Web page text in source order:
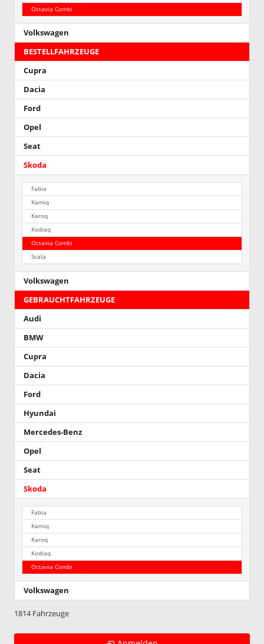
Octavia Combi
Volkswagen
BESTELLFAHRZEUGE
Cupra
Dacia
Ford
Opel
Seat
Skoda
Fabia
Kamiq
Karoq
Kodiaq
Octavia Combi
Scala
Volkswagen
GEBRAUCHTFAHRZEUGE
Audi
BMW
Cupra
Dacia
Ford
Hyundai
Mercedes-Benz
Opel
Seat
Skoda
Fabia
Kamiq
Karoq
Kodiaq
Octavia Combi
Volkswagen
1814 Fahrzeuge